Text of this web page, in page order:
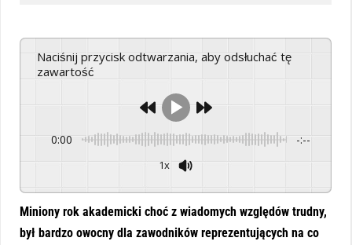
Naciśnij przycisk odtwarzania, aby odsłuchać tę
zawartość
0:00 -:--
1x
Miniony rok akademicki choć z wiadomych względów trudny,
był bardzo owocny dla zawodników reprezentujących na co